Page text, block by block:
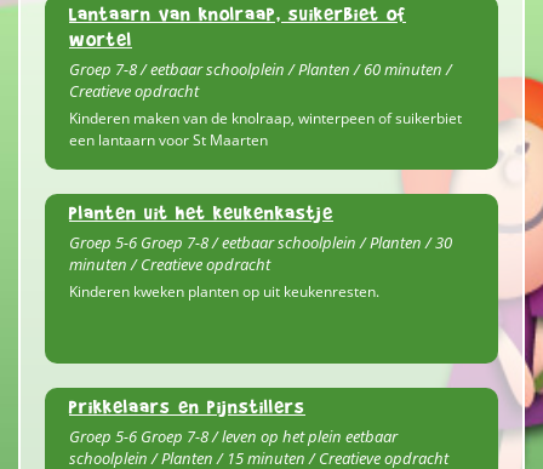
Lantaarn van knolraap, suikerbiet of
wortel
Groep 7-8 / eetbaar schoolplein / Planten / 60 minuten /
Creatieve opdracht
Kinderen maken van de knolraap, winterpeen of suikerbiet
een lantaarn voor St Maarten
Planten uit het keukenkastje
Groep 5-6 Groep 7-8 / eetbaar schoolplein / Planten / 30
minuten / Creatieve opdracht
Kinderen kweken planten op uit keukenresten.
Prikkelaars en pijnstillers
Groep 5-6 Groep 7-8 / leven op het plein eetbaar
schoolplein / Planten / 15 minuten / Creatieve opdracht